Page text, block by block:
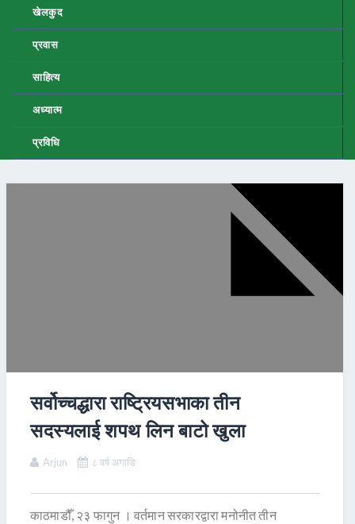
खेलकुद
प्रवास
साहित्य
अध्यात्म
प्रविधि
सर्वोच्चद्धारा राष्ट्रियसभाका तीन
सदस्यलाई शपथ लिन बाटो खुला
Arjun ८ वर्ष अगाडि
काठमाडौँ, २३ फागुन । वर्तमान सरकारद्वारा मनोनीत तीन